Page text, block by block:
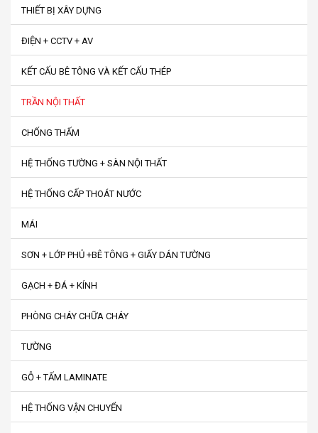
THIẾT BỊ XÂY DỰNG
ĐIỆN + CCTV + AV
KẾT CẤU BÊ TÔNG VÀ KẾT CẤU THÉP
TRẦN NỘI THẤT
CHỐNG THẤM
HỆ THỐNG TƯỜNG + SÀN NỘI THẤT
HỆ THỐNG CẤP THOÁT NƯỚC
MÁI
SƠN + LỚP PHỦ +BÊ TÔNG + GIẤY DÁN TƯỜNG
GẠCH + ĐÁ + KÍNH
PHÒNG CHÁY CHỮA CHÁY
TƯỜNG
GỖ + TẤM LAMINATE
HỆ THỐNG VẬN CHUYỂN